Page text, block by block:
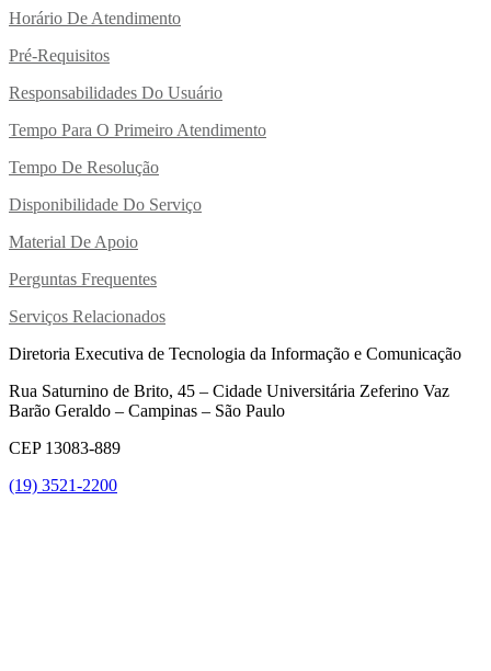
Horário De Atendimento
Pré-Requisitos
Responsabilidades Do Usuário
Tempo Para O Primeiro Atendimento
Tempo De Resolução
Disponibilidade Do Serviço
Material De Apoio
Perguntas Frequentes
Serviços Relacionados
Diretoria Executiva de Tecnologia da Informação e Comunicação
Rua Saturnino de Brito, 45 – Cidade Universitária Zeferino Vaz
Barão Geraldo – Campinas – São Paulo
CEP 13083-889
(19) 3521-2200